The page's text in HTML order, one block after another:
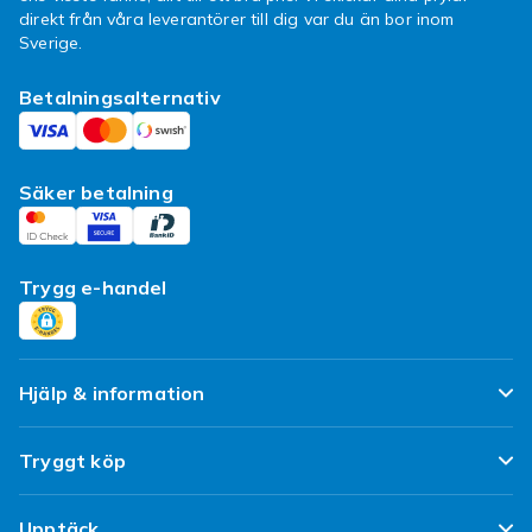
direkt från våra leverantörer till dig var du än bor inom
Sverige.
Betalningsalternativ
Säker betalning
Trygg e-handel
Hjälp & information
Vanliga frågor
Spåra paket
Tryggt köp
Nöjd kund-löfte